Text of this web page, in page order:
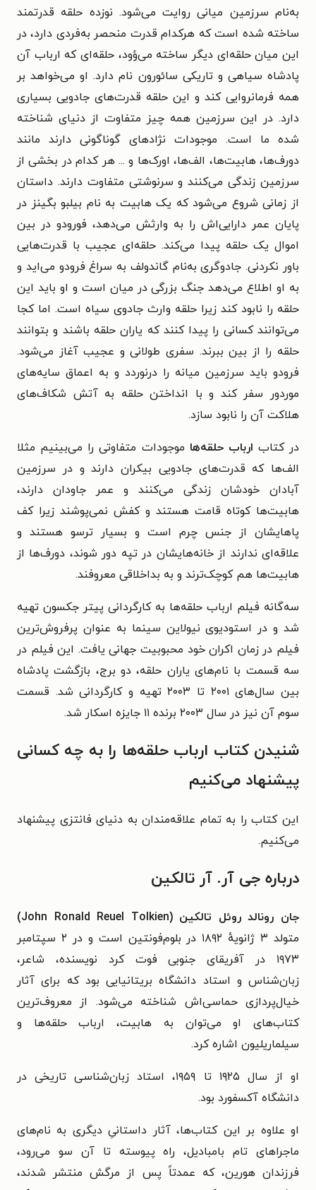
به‌نام سرزمین میانی روایت می‌شود. نوزده حلقه قدرتمند
ساخته شده است که هرکدام قدرت منحصر به‌فردی دارد، در
این میان حلقه‌ای دیگر ساخته می‌ؤود، حلقه‌ای که ارباب آن
پادشاه سیاهی و تاریکی سائورون نام‌ دارد. او می‌خواهد بر
همه فرمانروایی کند و این حلقه قدرت‌های جادویی بسیاری
دارد. در این سرزمین همه چیز متفاوت از دنیای شناخته
شده ما است. موجودات نژادهای گوناگونی دارند مانند
دورف‌ها، هابیت‌ها، الف‌ها، اورک‌ها و ... هر کدام در بخشی از
سرزمین زندگی می‌کنند و سرنوشتی متفاوت دارند. داستان
از زمانی شروع می‌شود که یک هابیت به نام بیلبو بگینز در
پایان عمر دارایی‌اش را به وارثش می‌دهد، فورودو در بین
اموال یک حلقه پیدا می‌کند. حلقه‌ای عجیب با قدرت‌هایی
باور نکردنی. جادوگری به‌نام گاندولف به سراغ فرودو می‌اید و
به او اطلاع می‌دهد جنگ بزرگی در میان است و او باید این
حلقه را نابود کند زیرا حلقه وارث جادوی سیاه است. اما کجا
می‌توانند کسانی را پیدا کنند که یاران حلقه باشند و بتوانند
حلقه را از بین ببرند. سفری طولانی و عجیب آغاز می‌شود.
فرودو باید سرزمین میانه را درنوردد و به اعماق سایه‌های
موردور سفر کند و با انداختن حلقه به آتش شکاف‌های
هلاکت آن را نابود سازد.
در کتاب ارباب حلقه‌ها موجودات متفاوتی را می‌بینیم مثلا
الف‌ها که قدرت‌های جادویی بیکران دارند و در سرزمین
آبادان خودشان زندگی می‌کنند و عمر جاودان دارند،
هابیت‌ها کوتاه قامت هستند و کفش نمی‌پوشند زیرا کف
پاهایشان از جنس چرم است و بسیار ترسو هستند و
علاقه‌ای ندارند از خانه‌هایشان در تپه دور شوند، دورف‌ها از
هابیت‌ها هم کوچک‌ترند و به بداخلاقی معروفند.
سه‌گانه فیلم ارباب حلقه‌ها به کارگردانی پیتر جکسون تهیه
شد و در استودیوی نیولاین سینما به عنوان پرفروش‌ترین
فیلم در زمان اکران خود محبوبیت جهانی یافت. این فیلم در
سه قسمت با نام‌های یاران حلقه، دو برج، بازگشت پادشاه
بین سال‌های ۲۰۰۱ تا ۲۰۰۳ تهیه و کارگردانی شد. قسمت
سوم آن نیز در سال ۲۰۰۳ برنده ۱۱ جایزه اسکار شد.
شنیدن کتاب ارباب حلقه‌ها را به چه کسانی
پیشنهاد می‌کنیم
این کتاب را به تمام علاقه‌مندان به دنیای فانتزی پیشنهاد
می‌کنیم.
درباره جی آر. آر تالکین
جان رونالد روئل تالکین (John Ronald Reuel Tolkien)
‏متولد ۳ ژانویهٔ ۱۸۹۲ در بلوم‌فونتین است و در ۲ سپتامبر
۱۹۷۳ در آفریقای جنوبی فوت کرد نویسنده، شاعر،
زبان‌شناس و استاد دانشگاه بریتانیایی بود که برای آثار
خیال‌پردازی حماسی‌اش شناخته می‌شود. از معروف‌ترین
کتاب‌های او می‌توان به هابیت، ارباب حلقه‌ها و
سیلماریلیون اشاره کرد.
او از سال ۱۹۲۵ تا ۱۹۵۹، استاد زبان‌شناسی تاریخی در
دانشگاه آکسفورد بود.
او علاوه بر این کتاب‌ها، آثار داستانیِ دیگری به نام‌های
ماجراهای تام بامبادیل، راه پیوسته تا آن سو می‌رود،
فرزندان هورین، که عمدتاً پس از مرگش منتشر شدند،